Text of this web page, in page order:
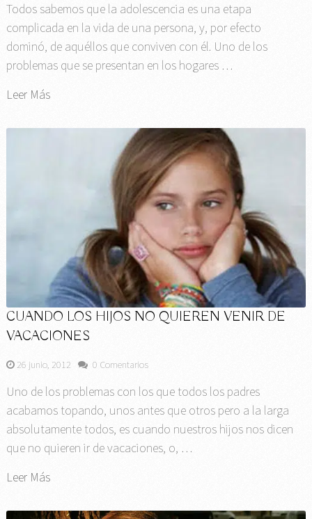
Todos sabemos que la adolescencia es una etapa
complicada en la vida de una persona, y, por efecto
dominó, de aquéllos que conviven con él. Uno de los
problemas que se presentan en los hogares …
Leer Más
CUANDO LOS HIJOS NO QUIEREN VENIR DE
VACACIONES
26 junio, 2012 0 Comentarios
Uno de los problemas con los que todos los padres
acabamos topando, unos antes que otros pero a la larga
absolutamente todos, es cuando nuestros hijos nos dicen
que no quieren ir de vacaciones, o, …
Leer Más